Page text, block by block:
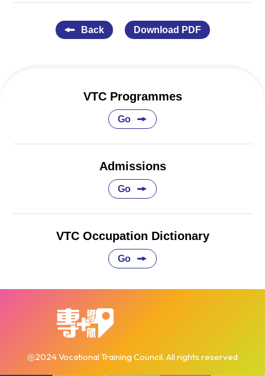
Back Download PDF
VTC Programmes
Go
Admissions
Go
VTC Occupation Dictionary
Go
◎2024 Vocational Training Council. All rights reserved